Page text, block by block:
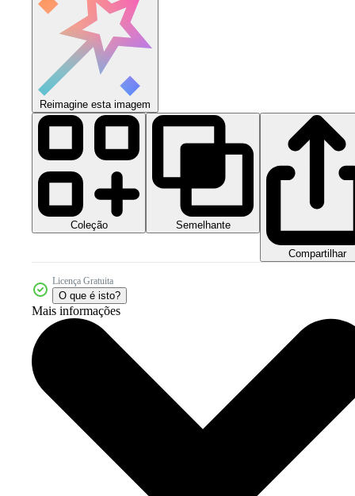
Reimagine esta imagem
Coleção Semelhante
Compartilhar
Licença Gratuita
O que é isto?
Mais informações